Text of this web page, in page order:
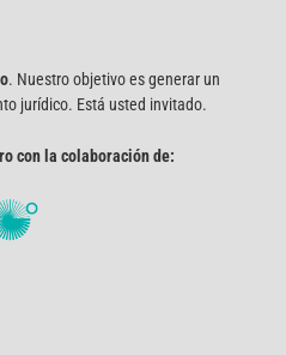
. Nuestro objetivo es generar un
jurídico. Está usted invitado.
con la colaboración de: